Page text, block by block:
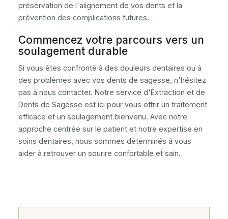
préservation de l'alignement de vos dents et la
prévention des complications futures.
Commencez votre parcours vers un
soulagement durable
Si vous êtes confronté à des douleurs dentaires ou à
des problèmes avec vos dents de sagesse, n'hésitez
pas à nous contacter. Notre service d'Extraction et de
Dents de Sagesse est ici pour vous offrir un traitement
efficace et un soulagement bienvenu. Avec notre
approche centrée sur le patient et notre expertise en
soins dentaires, nous sommes déterminés à vous
aider à retrouver un sourire confortable et sain.